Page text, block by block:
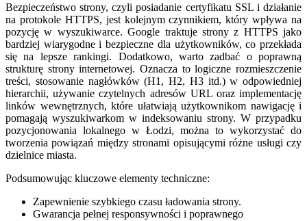
Bezpieczeństwo strony, czyli posiadanie certyfikatu SSL i działanie
na protokole HTTPS, jest kolejnym czynnikiem, który wpływa na
pozycję w wyszukiwarce. Google traktuje strony z HTTPS jako
bardziej wiarygodne i bezpieczne dla użytkowników, co przekłada
się na lepsze rankingi. Dodatkowo, warto zadbać o poprawną
strukturę strony internetowej. Oznacza to logiczne rozmieszczenie
treści, stosowanie nagłówków (H1, H2, H3 itd.) w odpowiedniej
hierarchii, używanie czytelnych adresów URL oraz implementację
linków wewnętrznych, które ułatwiają użytkownikom nawigację i
pomagają wyszukiwarkom w indeksowaniu strony. W przypadku
pozycjonowania lokalnego w Łodzi, można to wykorzystać do
tworzenia powiązań między stronami opisującymi różne usługi czy
dzielnice miasta.
Podsumowując kluczowe elementy techniczne:
Zapewnienie szybkiego czasu ładowania strony.
Gwarancja pełnej responsywności i poprawnego